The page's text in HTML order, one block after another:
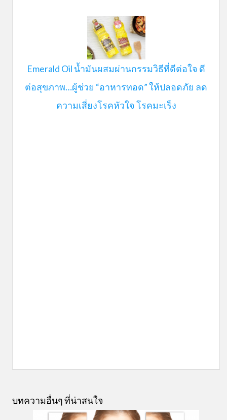
Emerald Oil น้ำมันผสมผ่านกรรมวิธีที่ดีต่อใจ ดี
ต่อสุขภาพ…ผู้ช่วย “อาหารทอด” ให้ปลอดภัย ลด
ความเสี่ยงโรคหัวใจ โรคมะเร็ง
บทความอื่นๆ ที่น่าสนใจ